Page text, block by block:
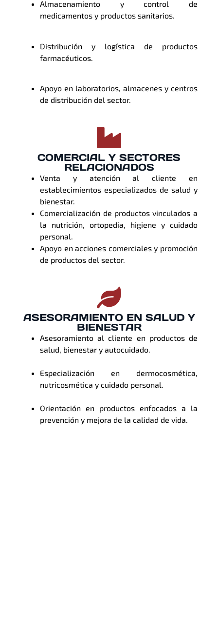
Almacenamiento y control de
medicamentos y productos sanitarios.
Distribución y logística de productos
farmacéuticos.
Apoyo en laboratorios, almacenes y centros
de distribución del sector.
COMERCIAL Y SECTORES
RELACIONADOS
Venta y atención al cliente en
establecimientos especializados de salud y
bienestar.
Comercialización de productos vinculados a
la nutrición, ortopedia, higiene y cuidado
personal.
Apoyo en acciones comerciales y promoción
de productos del sector.
ASESORAMIENTO EN SALUD Y
BIENESTAR
Asesoramiento al cliente en productos de
salud, bienestar y autocuidado.
Especialización en dermocosmética,
nutricosmética y cuidado personal.
Orientación en productos enfocados a la
prevención y mejora de la calidad de vida.